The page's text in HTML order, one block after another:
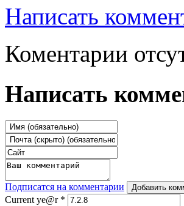
Написать
Коментарии
Написать
Подписатся на комментарии Добавить
Current ye@r *